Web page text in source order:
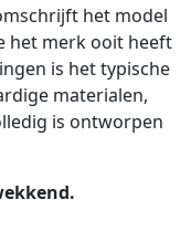
het model
het merk ooit heeft
is het typische
materialen,
is ontworpen